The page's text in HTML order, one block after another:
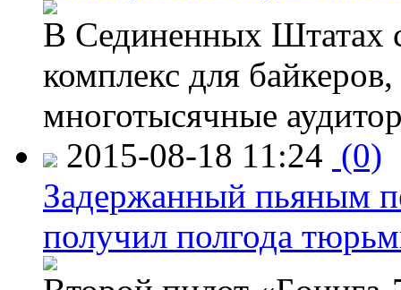
В Сединенных Штатах
комплекс для
многотысячные
2015-08-18 11:24 (0)
Задержанный пьяным
получил полгода